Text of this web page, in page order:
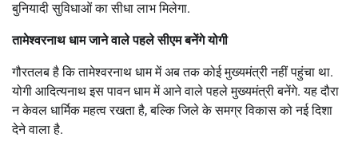
बुनियादी सुविधाओं का सीधा लाभ मिलेगा.
तामेश्वरनाथ धाम जाने वाले पहले सीएम बनेंगे योगी
गौरतलब है कि तामेश्वरनाथ धाम में अब तक कोई मुख्यमंत्री नहीं पहुंचा था.
योगी आदित्यनाथ इस पावन धाम में आने वाले पहले मुख्यमंत्री बनेंगे. यह दौरा
न केवल धार्मिक महत्व रखता है, बल्कि जिले के समग्र विकास को नई दिशा
देने वाला है.